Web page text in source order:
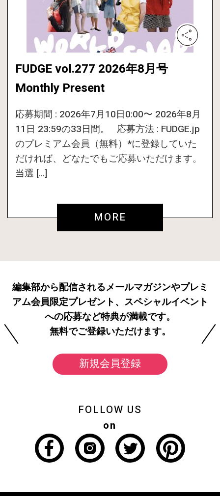
FUDGE vol.277 2026年8月号
Monthly Present
応募期間 : 2026年7月10日0:00〜 2026年8月
11日 23:59の33日間。 応募方法 : FUDGE.jp
のプレミアム会員（無料）*に登録していた
だければ、どなたでもご応募いただけます。
当選 […]
MORE
編集部から配信されるメールマガジンやプレミ
アム会員限定プレゼント、スペシャルイベント
への応募など特典が満載です。
無料でご登録いただけます。
新規会員登録
FOLLOW US
on